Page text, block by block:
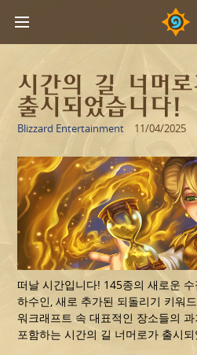
시간의 길 너머로
출시되었습니다!
Blizzard Entertainment 11/04/2025
떠날 시간입니다! 145종의 새로운
하수인, 새로 추가된 되돌리기 키워
워크래프트 속 대표적인 장소들의
포함하는 시간의 길 너머로가 출시되